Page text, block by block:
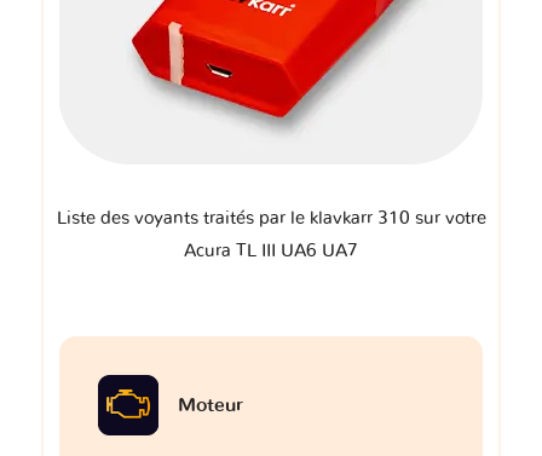
Liste des voyants traités par le klavkarr 310 sur votre
Acura TL III UA6 UA7
Moteur